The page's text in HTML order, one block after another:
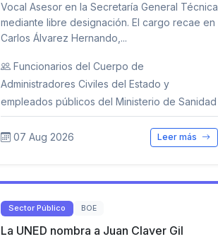
Vocal Asesor en la Secretaría General Técnica
mediante libre designación. El cargo recae en
Carlos Álvarez Hernando,...
Funcionarios del Cuerpo de
Administradores Civiles del Estado y
empleados públicos del Ministerio de Sanidad
07 Aug 2026 Leer más
Sector Público BOE
La UNED nombra a Juan Claver Gil